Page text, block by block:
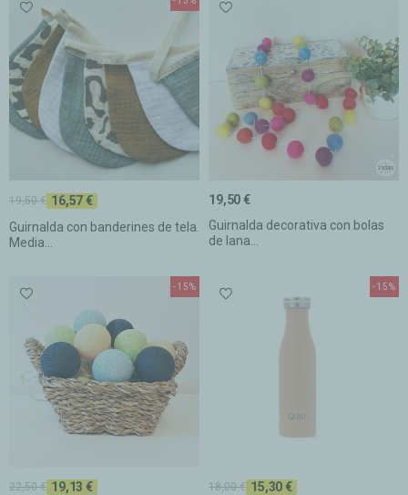
Guirnalda con banderines de tela.
Media...
19,50 € 16,57 €
Guirnalda decorativa con bolas
de lana...
19,50 €
22,50 € 19,13 €
-15%
18,00 € 15,30 €
-15%